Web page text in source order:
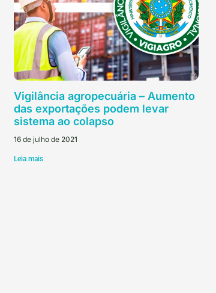
Vigilância agropecuária – Aumento
das exportações podem levar
sistema ao colapso
16 de julho de 2021
Leia mais